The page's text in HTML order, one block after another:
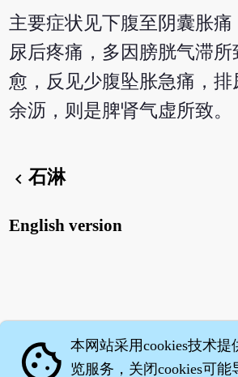
主要症状见下腹至阴囊胀
尿后疼痛，多因膀胱气滞
愈，反见少腹坠胀急痛，排
余沥，则是脾肾气虚所致。
chevron_left石淋
English version
cookie 本网站采用cookies技术提
览服务，关闭cookies可能